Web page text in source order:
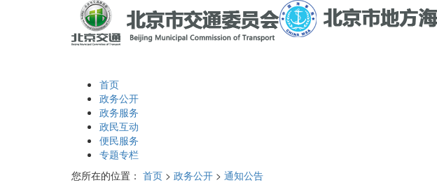
首页
政务公开
政务服务
政民互动
便民服务
专题专栏
您所在的位置： 首页 > 政务公开 > 通知公告